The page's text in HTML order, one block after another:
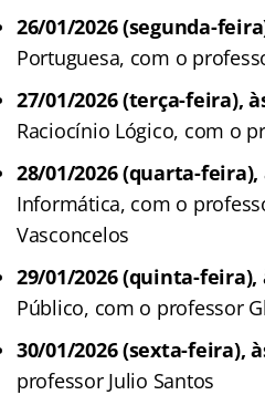
26/01/2026 (segunda-
Portuguesa, com o
27/01/2026 (terça-feira),
Raciocínio Lógico, com o
28/01/2026 (quarta-feira),
Informática, com o
Vasconcelos
29/01/2026 (quinta-feira),
Público, com o professor
30/01/2026 (sexta-feira),
professor Julio Santos